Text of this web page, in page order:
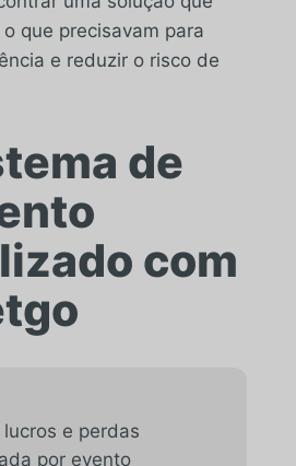
que precisavam para
e reduzir o risco de
de
com
lucros e perdas
por evento